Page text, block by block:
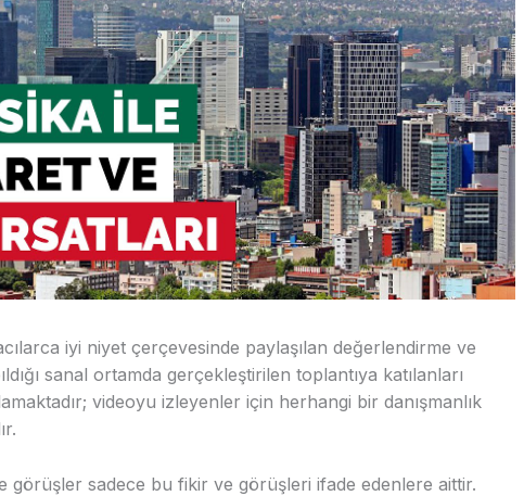
iyi niyet çerçevesinde paylaşılan değerlendirme ve
sanal ortamda gerçekleştirilen toplantıya katılanları
videoyu izleyenler için herhangi bir danışmanlık
görüşler sadece bu fikir ve görüşleri ifade edenlere aittir.